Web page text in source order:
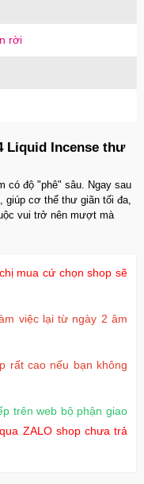
rời
Liquid Incense thư
có độ "phê" sâu. Ngay sau
giúp cơ thể thư giãn tối đa,
vui trở nên mượt mà
chị mua cứ chọn shop sẽ
việc lại từ ngày 2 âm
rất cao nếu bạn không
trên web bộ phận giao
ZALO shop chưa trả